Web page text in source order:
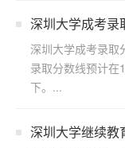
深圳大学成考录
深圳大学成考录取
录取分数线预计在
下。...
深圳大学继续教